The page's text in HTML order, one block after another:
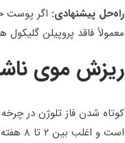
راه‌حل پیشنهادی: اگر پوست
معمولاً فاقد پروپیلن
ریزش موی
کوتاه شدن فاز تلوژن در
است و اغلب بین ۲ تا ۸ هفته ادامه دارد.